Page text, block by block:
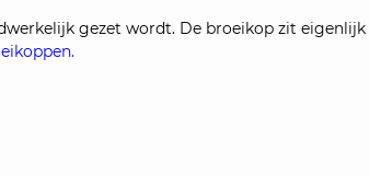
gezet wordt. De broeikop zit